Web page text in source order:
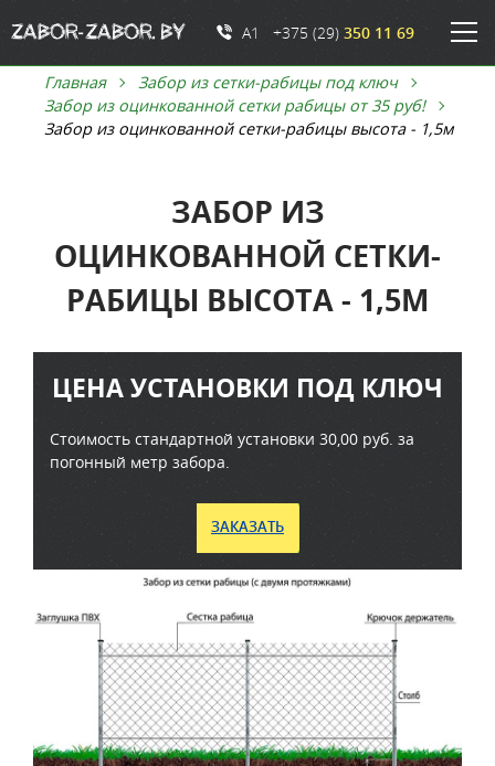
A1 +375 (29) 350 11 69
Главная
Забор из сетки-рабицы под ключ
Забор из оцинкованной сетки рабицы от 35 руб!
Забор из оцинкованной сетки-рабицы высота - 1,5м
ЗАБОР ИЗ
ОЦИНКОВАННОЙ СЕТКИ-
РАБИЦЫ ВЫСОТА - 1,5М
ЦЕНА УСТАНОВКИ ПОД КЛЮЧ
Стоимость стандартной установки 30,00 руб. за
погонный метр забора.
ЗАКАЗАТЬ